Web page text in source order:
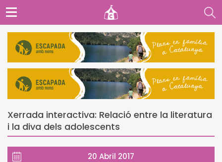
Xerrada interactiva: Relació entre la literatura
i la diva dels adolescents
20 Abril 2017